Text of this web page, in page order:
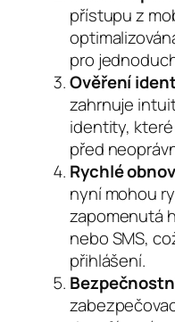
přístupu z
pro
Ověření
zahrnuje
identity,
před
Rychlé
nyní mohou
zapomenutá
nebo SMS,
přihlášení.